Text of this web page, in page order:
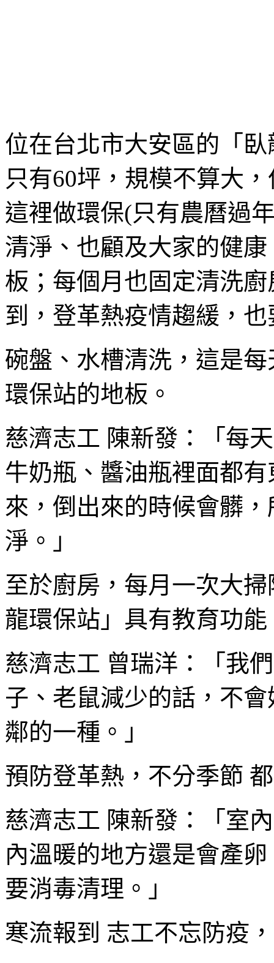
位在台北市大安區的「
只有60坪，規模不算大
這裡做環保(只有農曆過
清淨、也顧及大家的健
板；每個月也固定清洗
到，登革熱疫情趨緩，
碗盤、水槽清洗，這是
環保站的地板。
慈濟志工 陳新發：「每
牛奶瓶、醬油瓶裡面都
來，倒出來的時候會髒
淨。」
至於廚房，每月一次大
龍環保站」具有教育功能
慈濟志工 曾瑞洋：「我
子、老鼠減少的話，不
鄰的一種。」
預防登革熱，不分季節
慈濟志工 陳新發：「室
內溫暖的地方還是會產
要消毒清理。」
寒流報到 志工不忘防疫